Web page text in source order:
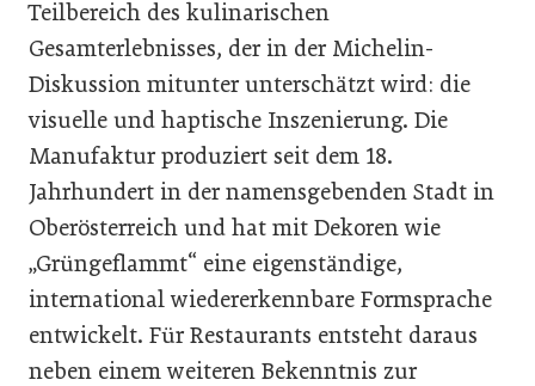
Teilbereich des kulinarischen
Gesamterlebnisses, der in der Michelin-
Diskussion mitunter unterschätzt wird: die
visuelle und haptische Inszenierung. Die
Manufaktur produziert seit dem 18.
Jahrhundert in der namensgebenden Stadt in
Oberösterreich und hat mit Dekoren wie
„Grüngeflammt“ eine eigenständige,
international wiedererkennbare Formsprache
entwickelt. Für Restaurants entsteht daraus
neben einem weiteren Bekenntnis zur